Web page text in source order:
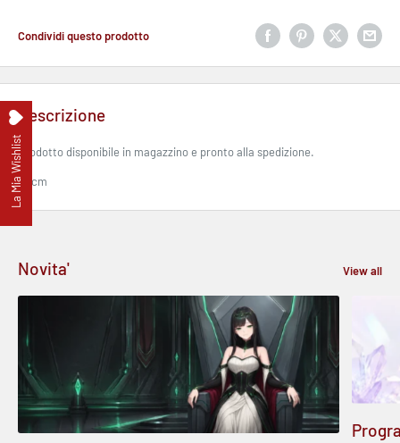
Condividi questo prodotto
Descrizione
Prodotto disponibile in magazzino e pronto alla spedizione.
15 cm
Novita' View all
La Mia Wishlist